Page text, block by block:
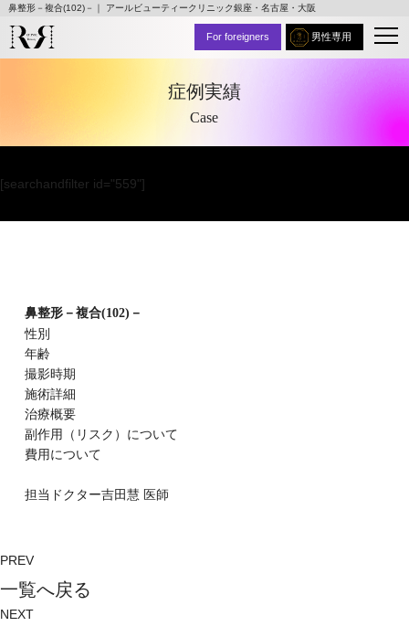
鼻整形－複合(102)－｜ アールビューティークリニック銀座・名古屋・大阪
男性専用
For foreigners
症例実績
Case
[searchandfilter id="559"]
鼻整形－複合(102)－
性別
年齢
撮影時期
施術詳細
治療概要
副作⽤（リスク）について
費⽤について
担当ドクター吉田慧医師
PREV
⼀覧へ戻る
NEXT